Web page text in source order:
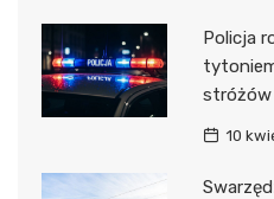
Policja
stróżów
10